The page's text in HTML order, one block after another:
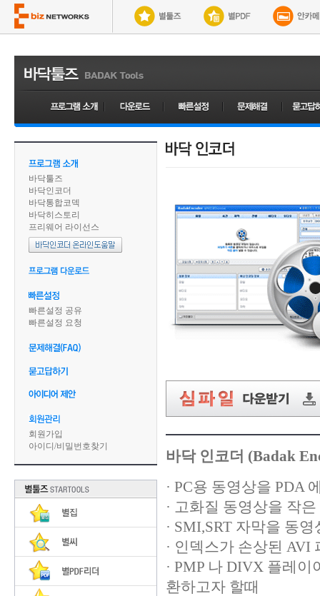
바닥툴즈
바닥인코더
바닥통합코덱
바닥히스토리
프리웨어 라이선스
빠른설정 공유
빠른설정 요청
회원가입
아이디 /비밀번호찾기
바닥 인코더 (Badak
· PC용 동영상을 PDA
· 고화질 동영상을 작
· SMI,SRT 자막을 동
· 인덱스가 손상된 AVI
· PMP 나 DIVX 플레
환하고자 할때